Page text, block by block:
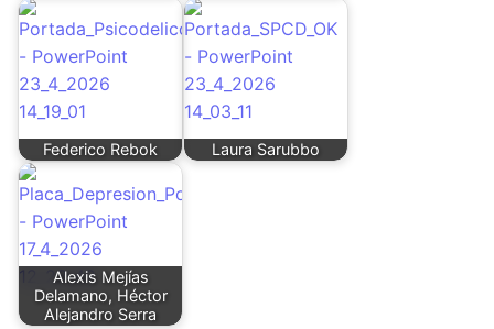
Federico Rebok Laura Sarubbo
Alexis Mejías
Delamano, Héctor
Alejandro Serra